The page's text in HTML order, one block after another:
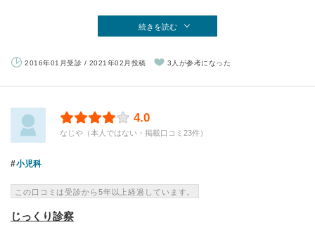
続きを読む
2016年01月受診 / 2021年02月投稿 3人が参考になった
4.0
なじや（本人ではない・掲載口コミ23件）
小児科
この口コミは受診から5年以上経過しています。
じっくり診察